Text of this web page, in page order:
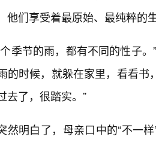
他们享受着最原始、最纯粹的
季节的雨，都有不同的性子
的时候，就躲在家里，看看
去了，很踏实。”
然明白了，母亲口中的“不一